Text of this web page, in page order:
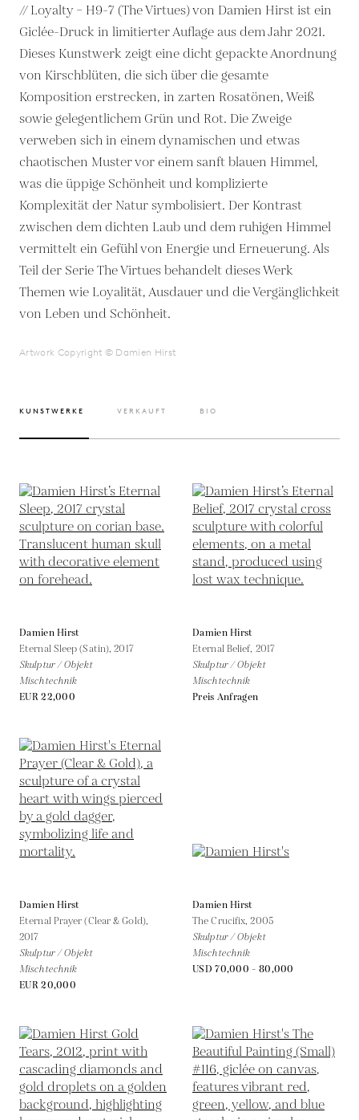
// Loyalty – H9-7 (The Virtues) von Damien Hirst ist ein
Giclée-Druck in limitierter Auflage aus dem Jahr 2021.
Dieses Kunstwerk zeigt eine dicht gepackte Anordnung
von Kirschblüten, die sich über die gesamte
Komposition erstrecken, in zarten Rosatönen, Weiß
sowie gelegentlichem Grün und Rot. Die Zweige
verweben sich in einem dynamischen und etwas
chaotischen Muster vor einem sanft blauen Himmel,
was die üppige Schönheit und komplizierte
Komplexität der Natur symbolisiert. Der Kontrast
zwischen dem dichten Laub und dem ruhigen Himmel
vermittelt ein Gefühl von Energie und Erneuerung. Als
Teil der Serie The Virtues behandelt dieses Werk
Themen wie Loyalität, Ausdauer und die Vergänglichkeit
von Leben und Schönheit.
Artwork Copyright © Damien Hirst
KUNSTWERKE VERKAUFT BIO
Damien Hirst
Eternal Sleep (Satin),2017
Skulptur / Objekt
Mischtechnik
EUR 22,000
Damien Hirst
Eternal Belief, 2017
Skulptur / Objekt
Mischtechnik
Preis Anfragen
Damien Hirst
Eternal Prayer (Clear & Gold),
2017
Skulptur / Objekt
Mischtechnik
EUR 20,000
Damien Hirst
The Crucifix,2005
Skulptur / Objekt
Mischtechnik
USD 70,000 - 80,000